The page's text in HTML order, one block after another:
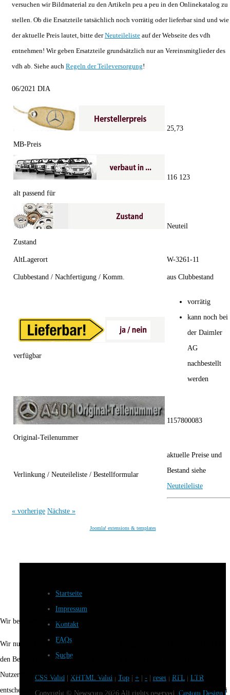
versuchen wir Bildmaterial zu den Artikeln peu a peu in den Onlinekatalog zu
stellen. Ob die Ersatzteile tatsächlich noch vorrätig oder lieferbar sind und wie
der aktuelle Preis lautet, bitte derNeuteileliste auf der Webseite des vdh
entnehmen! Wir geben Ersatzteile grundsätzlich nur an Vereinsmitglieder des
vdh ab. Siehe auch Regeln der Teileversorgung!
06/2021 DIA
MB-Preis
25,73
alt passend für
116 123
Zustand
Neuteil
AltLagerort W-3261-11
Clubbestand / Nachfertigung / Komm. aus Clubbestand
verfügbar
vorrätig
kann noch bei
der Daimler
AG
nachbestellt
werden
Original-Teilenummer
1157800083
Verlinkung / Neuteileliste / Bestellformular
aktuelle Preise und
Bestand siehe
Neuteileliste
« vorherige Nächste »
Joomla! extensions & templates
Startseite
Impressum
Kontakt
FAQs
Suche
CSS Valid XHTML Valid | Top | + - reset | RTL | LTR
Copyright © Newscorp 2026 All rights reserved. Custom Design
Wir benutzen Cookies
Wir nutzen Cookies auf unserer Website. Einige von ihnen sind essenziell für
den Betrieb der Seite, während andere uns helfen, diese Website und die
Nutzererfahrung zu verbessern (Tracking Cookies). Sie können selbst
entscheiden, ob Sie die Cookies zulassen möchten. Bitte beachten Sie, dass bei